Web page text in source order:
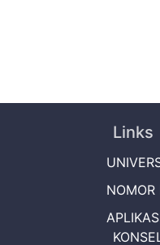
Links
NOMOR